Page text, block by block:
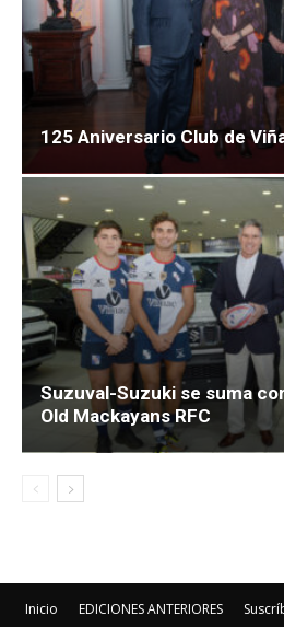
125 Aniversario Club de
Suzuval-Suzuki se suma
Old Mackayans RFC
Inicio EDICIONES ANTERIORES